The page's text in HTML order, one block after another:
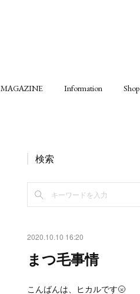
MAGAZINE Information Shop
検索
2020.10.10 16:20
まつ毛事情
こんばんは、ヒカルです🌝